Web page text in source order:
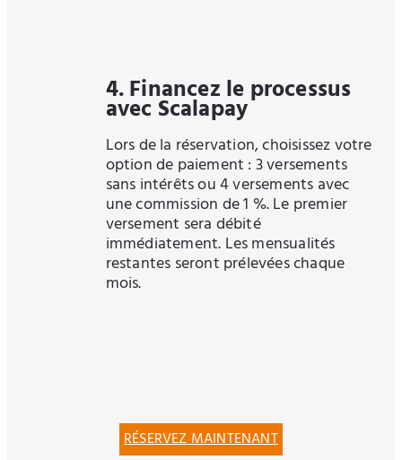
4. Financez le processus
avec Scalapay
Lors de la réservation, choisissez votre
option de paiement : 3 versements
sans intérêts ou 4 versements avec
une commission de 1 %. Le premier
versement sera débité
immédiatement. Les mensualités
restantes seront prélevées chaque
mois.
RÉSERVEZ MAINTENANT